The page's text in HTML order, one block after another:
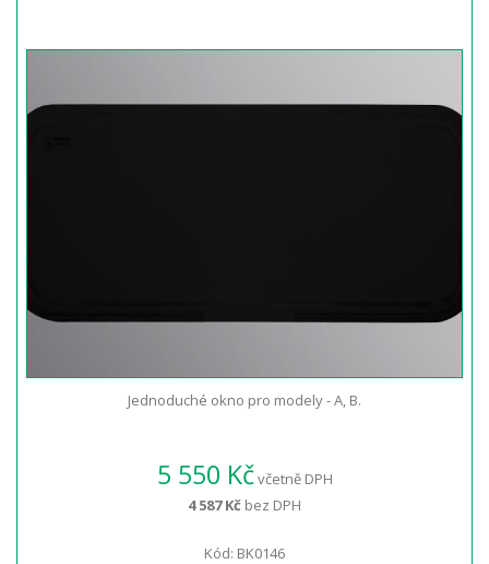
Jednoduché okno pro modely - A, B.
5 550 Kčvčetně DPH
4 587 Kč bez DPH
Kód: BK0146